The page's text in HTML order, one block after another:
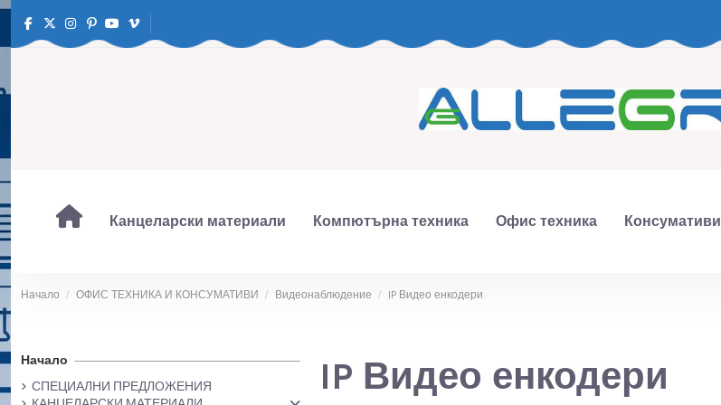
Канцеларски материали Компютърна техника Офис техника Консумативи
Начало ОФИС ТЕХНИКА И КОНСУМАТИВИ Видеонаблюдение IP Видео енкодери
IP Видео енкодери
Начало
СПЕЦИАЛНИ ПРЕДЛОЖЕНИЯ